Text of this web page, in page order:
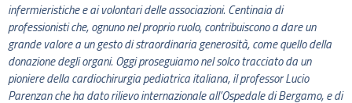
infermieristiche e ai volontari delle associazioni. Centinaia di
professionisti che, ognuno nel proprio ruolo, contribuiscono a dare un
grande valore a un gesto di straordinaria generosità, come quello della
donazione degli organi. Oggi proseguiamo nel solco tracciato da un
pioniere della cardiochirurgia pediatrica italiana, il professor Lucio
Parenzan che ha dato rilievo internazionale all’Ospedale di Bergamo, e di